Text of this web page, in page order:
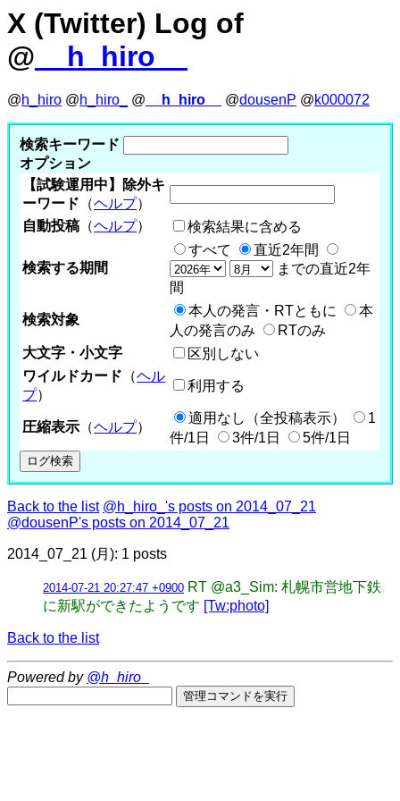
X (Twitter) Log of
@ __h_hiro__
@h_hiro @h_hiro_ @ __h_hiro__ @dousenP @k000072
検索キーワード
オプション
【試験運用中】除外キ
ーワード （ヘルプ）
自動投稿 （ヘルプ） 検索結果に含める
検索する期間
すべて
直近2年間
までの直近2年
間
検索対象
本人の発言・RTともに
本
人の発言のみ
RTのみ
大文字・小文字
区別しない
ワイルドカード （ヘル
プ）
利用する
圧縮表示 （ヘルプ）
適用なし（全投稿表示）
1
件/1日
3件/1日 5件/1日
Back to the list @h_hiro_'s posts on 2014_07_21
@dousenP's posts on 2014_07_21
2014_07_21 (月): 1 posts
2014-07-21 20:27:47 +0900 RT @a3_Sim: 札幌市営地下鉄
に新駅ができたようです [Tw:photo]
Back to the list
Powered by @h_hiro_